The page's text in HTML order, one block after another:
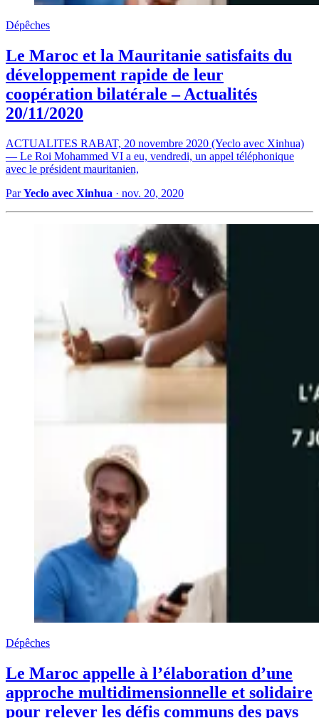
Dépêches
Le Maroc et la Mauritanie satisfaits du
développement rapide de leur
coopération bilatérale – Actualités
20/11/2020
ACTUALITES RABAT, 20 novembre 2020 (Yeclo avec Xinhua)
— Le Roi Mohammed VI a eu, vendredi, un appel téléphonique
avec le président mauritanien,
ParYeclo avec Xinhua · nov. 20, 2020
Dépêches
Le Maroc appelle à l’élaboration d’une
approche multidimensionnelle et solidaire
pour relever les défis communs des pays